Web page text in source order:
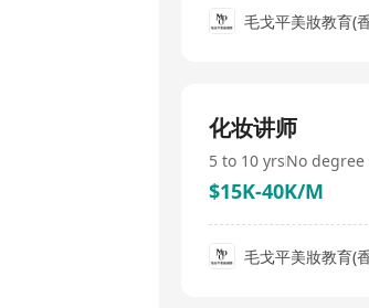
毛戈平美妝教育(
化妆讲师
5 to 10 yrsNo
$15K-40K/M
毛戈平美妝教育(